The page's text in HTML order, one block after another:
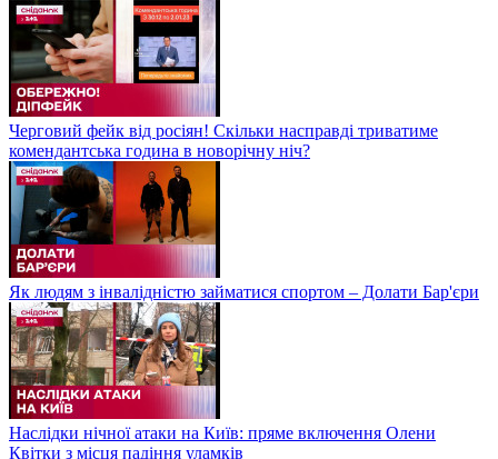
Черговий фейк від росіян! Скільки насправді триватиме
комендантська година в новорічну ніч?
Як людям з інвалідністю займатися спортом – Долати Бар'єри
Наслідки нічної атаки на Київ: пряме включення Олени
Квітки з місця падіння уламків